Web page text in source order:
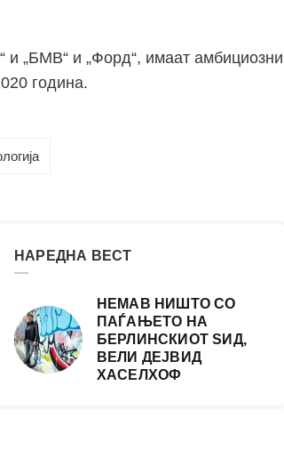
и „БМВ“ и „Форд“, имаат амбициозни
година.
НАРЕДНА ВЕСТ
НЕМАВ НИШТО СО
ПАЃАЊЕТО НА
БЕРЛИНСКИОТ ЅИД,
ВЕЛИ ДЕЈВИД
ХАСЕЛХОФ